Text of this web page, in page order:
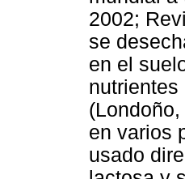
2002;
se
en el
en varios
usado